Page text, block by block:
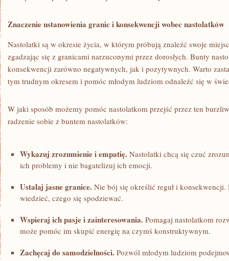
Znaczenie​ ustanowienia granic i konsekwencji⁤ wobec nastolatków
Nastolatki są w okresie życia, w którym próbują znaleźć swoje
zgadzając się z granicami narzuconymi ‌przez dorosłych.‍ Bunty
‍konsekwencji zarówno negatywnych, jak i pozytywnych. Warto
tym trudnym okresem i pomóc młodym ludziom odnaleźć się w
W jaki⁢ sposób możemy pomóc‍ nastolatkom przejść przez ​ten
radzenie sobie z buntem nastolatków:
Wykazuj zrozumienie i empatię. Nastolatki chcą się⁣ czuć
ich problemy i nie bagatelizuj ⁤ich emocji.
Ustalaj jasne granice. Nie bój się określić reguł i
wiedzieć, czego się spodziewać.
Wspieraj ich pasje ‍i zainteresowania. Pomagaj nastolatkom
może pomóc im skupić energię na czymś konstruktywnym.
Zachęcaj do ⁣samodzielności. Pozwól młodym ludziom